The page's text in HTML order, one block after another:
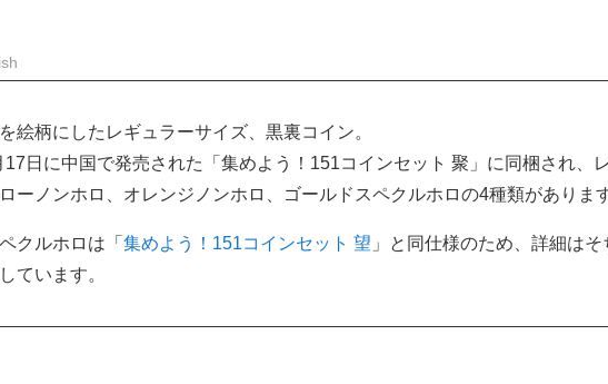
絵柄にしたレギュラーサイズ、黒裏コイン。
17日に中国で発売された「集めよう！151コインセット 聚」に同梱され、
ーノンホロ、オレンジノンホロ、ゴールドスペクルホロの4種類があります
クルホロは「 集めよう！151コインセット 望 」と同仕様のため、詳細は
ています。